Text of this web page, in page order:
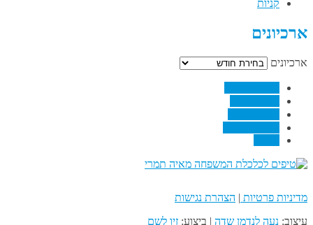
קניות
ארכיונים
ארכיונים
מדיניות פרטיות | הצהרת נגישות
עיצוב: נעה לנדמן שדה | ביצוע: זיו לשם